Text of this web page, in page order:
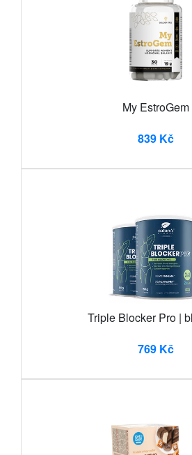
My EstroGem
839 Kč
Triple Blocker Pro |
769 Kč